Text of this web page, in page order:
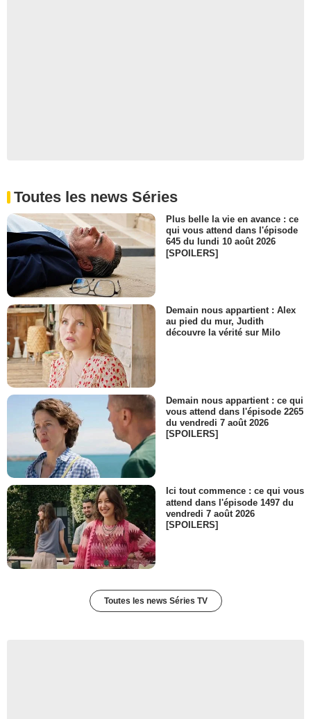
Toutes les news Séries
Plus belle la vie en avance : ce
qui vous attend dans l'épisode
645 du lundi 10 août 2026
[SPOILERS]
Demain nous appartient : Alex
au pied du mur, Judith
découvre la vérité sur Milo
Demain nous appartient : ce qui
vous attend dans l'épisode 2265
du vendredi 7 août 2026
[SPOILERS]
Ici tout commence : ce qui vous
attend dans l'épisode 1497 du
vendredi 7 août 2026
[SPOILERS]
Toutes les news Séries TV